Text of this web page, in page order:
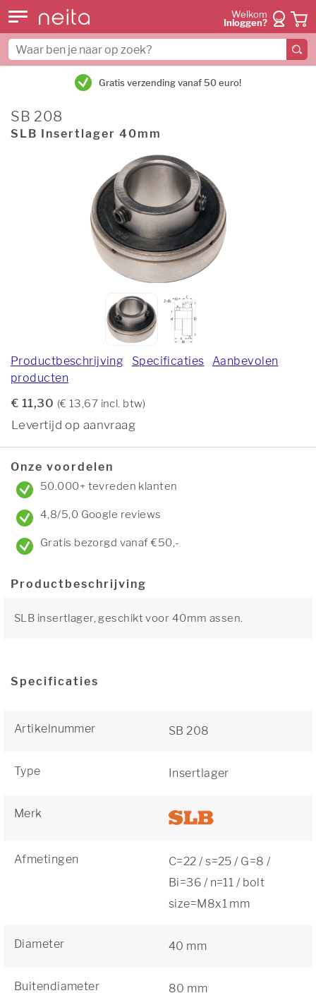
Welkom
Inloggen?
Gratis verzending vanaf 50 euro!
SB 208
SLB Insertlager 40mm
Productbeschrijving Specificaties
Aanbevolen
producten
€ 11,30 (€ 13,67 incl. btw)
Levertijd op aanvraag
Onze voordelen
50.000+ tevreden klanten
4,8/5,0 Google reviews
Gratis bezorgd vanaf €50,-
Productbeschrijving
SLB insertlager, geschikt voor 40mm assen.
Specificaties
Artikelnummer SB 208
Type Insertlager
Merk
Afmetingen
C=22 / s=25 / G=8 /
Bi=36 / n=11 / bolt
size=M8x1 mm
Diameter 40 mm
Buitendiameter 80 mm